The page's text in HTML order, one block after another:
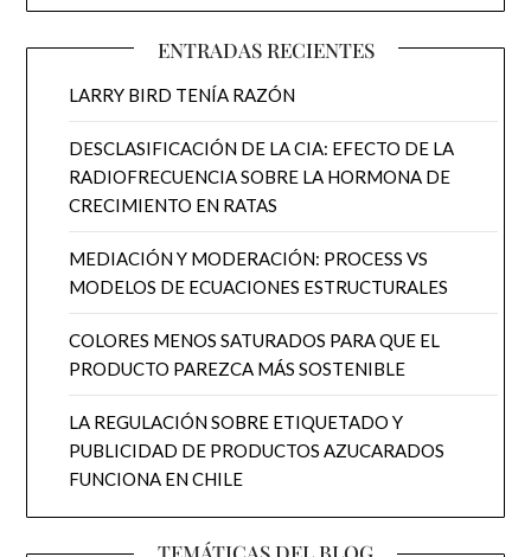
ENTRADAS RECIENTES
LARRY BIRD TENÍA RAZÓN
DESCLASIFICACIÓN DE LA CIA: EFECTO DE LA
RADIOFRECUENCIA SOBRE LA HORMONA DE
CRECIMIENTO EN RATAS
MEDIACIÓN Y MODERACIÓN: PROCESS VS
MODELOS DE ECUACIONES ESTRUCTURALES
COLORES MENOS SATURADOS PARA QUE EL
PRODUCTO PAREZCA MÁS SOSTENIBLE
LA REGULACIÓN SOBRE ETIQUETADO Y
PUBLICIDAD DE PRODUCTOS AZUCARADOS
FUNCIONA EN CHILE